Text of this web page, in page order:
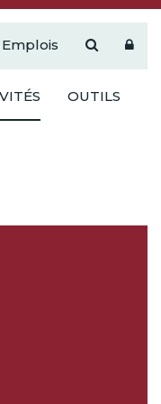
Emplois
OUTILS